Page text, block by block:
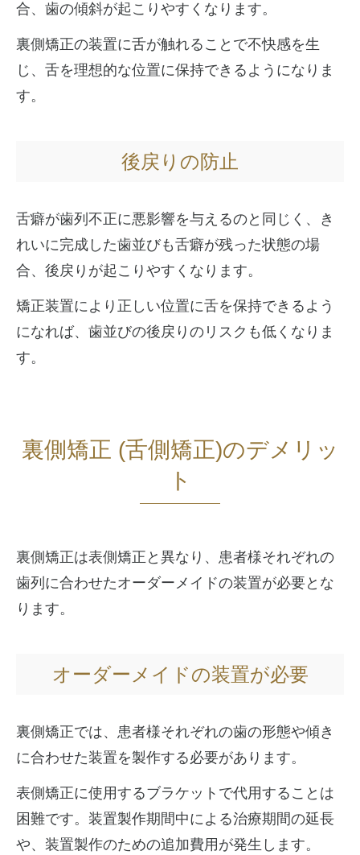
合、歯の傾斜が起こりやすくなります。
裏側矯正の装置に舌が触れることで不快感を生
じ、舌を理想的な位置に保持できるようになりま
す。
後戻りの防止
舌癖が歯列不正に悪影響を与えるのと同じく、き
れいに完成した歯並びも舌癖が残った状態の場
合、後戻りが起こりやすくなります。
矯正装置により正しい位置に舌を保持できるよう
になれば、歯並びの後戻りのリスクも低くなりま
す。
裏側矯正 (舌側矯正)のデメリッ
ト
裏側矯正は表側矯正と異なり、患者様それぞれの
歯列に合わせたオーダーメイドの装置が必要とな
ります。
オーダーメイドの装置が必要
裏側矯正では、患者様それぞれの歯の形態や傾き
に合わせた装置を製作する必要があります。
表側矯正に使用するブラケットで代用することは
困難です。装置製作期間中による治療期間の延長
や、装置製作のための追加費用が発生します。